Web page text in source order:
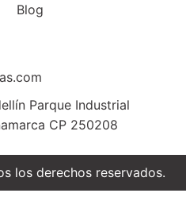
Blog
Parque Industrial
CP 250208
los derechos reservados.